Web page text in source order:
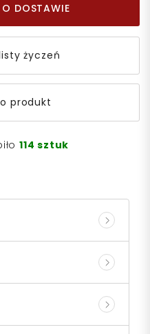
DOSTAWIE
życzeń
produkt
114 sztuk